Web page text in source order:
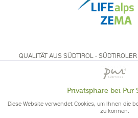
QUALITÄT AUS SÜDTIROL -
QUALITÄT
Privatsphäre bei Pur
Diese Website verwendet Cookies, um Ihnen die
zu können.